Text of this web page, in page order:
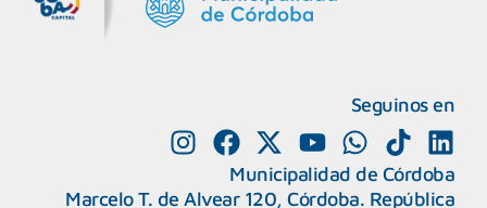
Seguinos en
Municipalidad de Córdoba
Marcelo T. de Alvear 120, Córdoba. República